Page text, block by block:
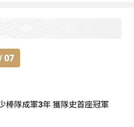
07
棒隊成軍3年 獲隊史首座冠軍